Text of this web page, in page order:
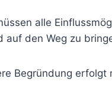
alle
auf den Weg zu
Begründung erfolgt